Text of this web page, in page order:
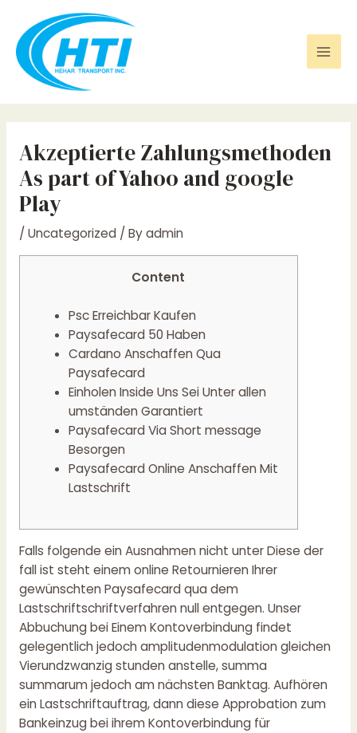
content
Akzeptierte Zahlungsmethoden
As part of Yahoo and google
Play
/ Uncategorized/ Byadmin
Content
Psc Erreichbar Kaufen
Paysafecard 50 Haben
Cardano Anschaffen Qua
Paysafecard
Einholen Inside Uns Sei Unter allen
umständen Garantiert
Paysafecard Via Short message
Besorgen
Paysafecard Online Anschaffen Mit
Lastschrift
Falls folgende ein Ausnahmen nicht unter Diese der
fall ist steht einem online Retournieren Ihrer
gewünschten Paysafecard qua dem
Lastschriftschriftverfahren null entgegen. Unser
Abbuchung bei Einem Kontoverbindung findet
gelegentlich jedoch amplitudenmodulation gleichen
Vierundzwanzig stunden anstelle, summa
summarum jedoch am nächsten Banktag. Aufhören
ein Lastschriftauftrag, dann diese Approbation zum
Bankeinzug bei ihrem Kontoverbindung für
navigation